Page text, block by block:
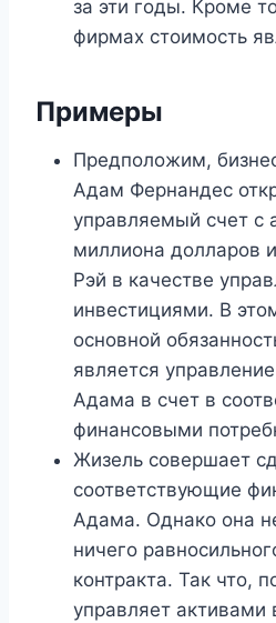
за эти годы. Кроме
фирмах стоимость
Примеры
Предположим,
Адам Фернандес
управляемый счет с
миллиона долларов
Рэй в качестве
инвестициями. В
основной
является
Адама в счет в
финансовыми
Жизель совершает
соответствующие
Адама. Однако она
ничего
контракта. Так что,
управляет активами